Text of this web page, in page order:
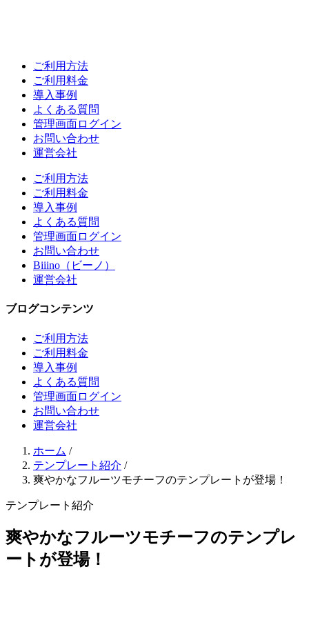
ご利用方法
ご利用料金
導入事例
よくある質問
管理画面ログイン
お問い合わせ
運営会社
ご利用方法
ご利用料金
導入事例
よくある質問
管理画面ログイン
お問い合わせ
Biiino（ビーノ）
運営会社
ブログコンテンツ
ご利用方法
ご利用料金
導入事例
よくある質問
管理画面ログイン
お問い合わせ
運営会社
ホーム /
テンプレート紹介 /
爽やかなフルーツモチーフのテンプレートが登場！
テンプレート紹介
爽やかなフルーツモチーフのテンプレ
ートが登場！